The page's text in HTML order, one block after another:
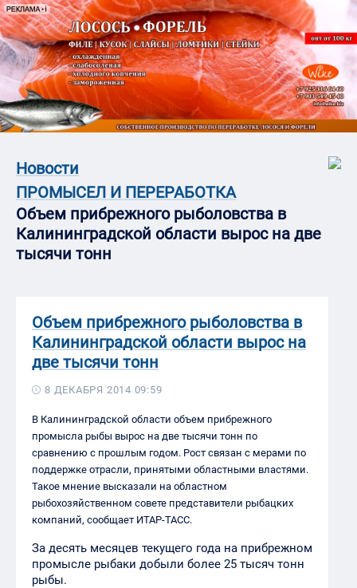
Новости
ПРОМЫСЕЛ И ПЕРЕРАБОТКА
Объем прибрежного рыболовства в
Калининградской области вырос на две
тысячи тонн
Объем прибрежного рыболовства в
Калининградской области вырос на
две тысячи тонн
8 ДЕКАБРЯ 2014 09:59
В Калининградской области объем прибрежного
промысла рыбы вырос на две тысячи тонн по
сравнению с прошлым годом. Рост связан с мерами по
поддержке отрасли, принятыми областными властями.
Такое мнение высказали на областном
рыбохозяйственном совете представители рыбацких
компаний, сообщает ИТАР-ТАСС.
За десять месяцев текущего года на прибрежном
промысле рыбаки добыли более 25 тысяч тонн
рыбы.